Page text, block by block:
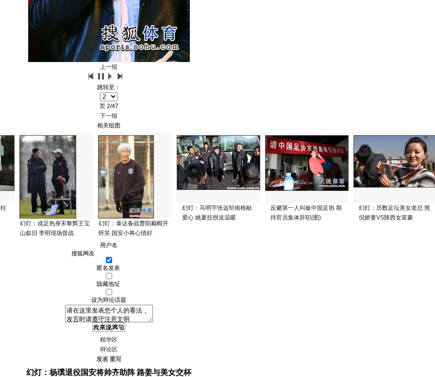
上一组
跳转至：
页 2/47
下一组
相关组图
幻灯：成足热身宋黎辉王宝
山叙旧 李明现场督战
幻灯：泰达备战曹阳戴帽开
怀笑 国安小将心情好
幻灯：马明宇张远邹侑根献
爱心 姚夏拄拐送温暖
反赌第一人叫板中国足协 期
待官员集体辞职(图)
幻灯：历数足坛美女老总 熊
倪娇妻VS陕西女富豪
用户名
匿名发表
隐藏地址
设为辩论话题
精华区
辩论区
幻灯：杨璞退役国安将帅齐助阵 路姜与美女交杯